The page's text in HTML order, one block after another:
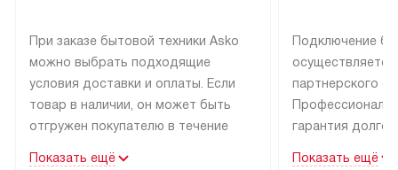
При заказе бытовой техники Asko
можно выбрать подходящие
условия доставки и оплаты. Если
товар в наличии, он может быть
отгружен покупателю в течение
Показать ещё
Подключение
партнерского
гарантия
Показать ещё